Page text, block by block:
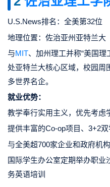
U.S.News排名：全美第32位
地理位置：佐治亚州亚特兰大
与MIT、加州理工并称“美国
处亚特兰大核心区域，校园周
多世界名企。
就业优势：
教学奉行实用主义，优先考虑
提供丰富的Co-op项目、3+2双
与全美超700家企业和政府机
国际学生办公室定期举办职业
务英语培训